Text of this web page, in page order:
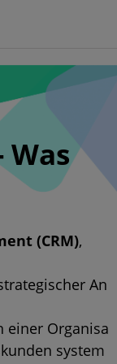
Was
(CRM),
An
einer Organisa
system